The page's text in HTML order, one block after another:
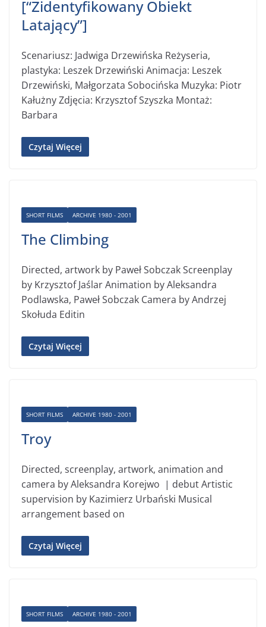
[“Zidentyfikowany Obiekt
Latający”]
Scenariusz: Jadwiga Drzewińska Reżyseria,
plastyka: Leszek Drzewiński Animacja: Leszek
Drzewiński, Małgorzata Sobocińska Muzyka: Piotr
Kałużny Zdjęcia: Krzysztof Szyszka Montaż:
Barbara
Czytaj Więcej
SHORT FILMS ARCHIVE 1980 - 2001
The Climbing
Directed, artwork by Paweł Sobczak Screenplay
by Krzysztof Jaślar Animation by Aleksandra
Podlawska, Paweł Sobczak Camera by Andrzej
Skołuda Editin
Czytaj Więcej
SHORT FILMS ARCHIVE 1980 - 2001
Troy
Directed, screenplay, artwork, animation and
camera by Aleksandra Korejwo | debut Artistic
supervision by Kazimierz Urbański Musical
arrangement based on
Czytaj Więcej
SHORT FILMS ARCHIVE 1980 - 2001